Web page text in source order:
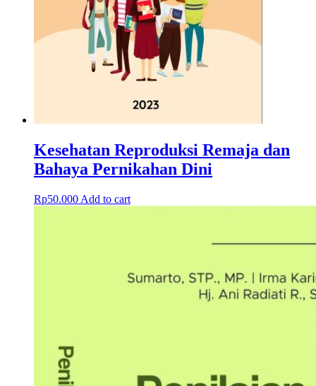
Kesehatan Reproduksi Remaja dan
Bahaya Pernikahan Dini
Rp50.000 Add to cart